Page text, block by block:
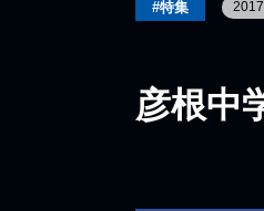
#特集
彦根中